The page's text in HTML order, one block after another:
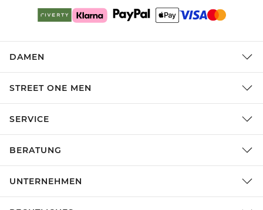
DAMEN
STREET ONE MEN
SERVICE
BERATUNG
UNTERNEHMEN